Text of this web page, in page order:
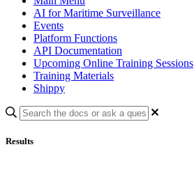
AI for Maritime Surveillance
Events
Platform Functions
API Documentation
Upcoming Online Training Sessions
Training Materials
Shippy
Results